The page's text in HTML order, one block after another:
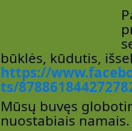
būklės, kūdutis,
https://
ts/
Mūsų buvęs
nuostabiais namais.